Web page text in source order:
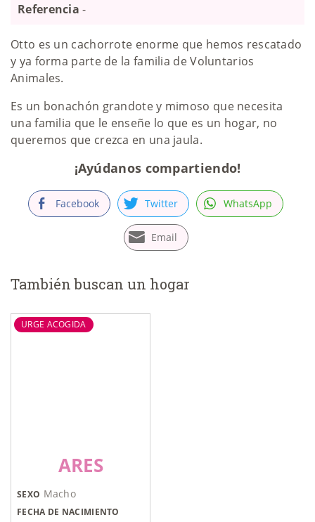
Referencia -
Otto es un cachorrote enorme que hemos rescatado
y ya forma parte de la familia de Voluntarios
Animales.
Es un bonachón grandote y mimoso que necesita
una familia que le enseñe lo que es un hogar, no
queremos que crezca en una jaula.
¡Ayúdanos compartiendo!
Facebook Twitter WhatsApp
Email
También buscan un hogar
URGE ACOGIDA
ARES
SEXO Macho
FECHA DE NACIMIENTO